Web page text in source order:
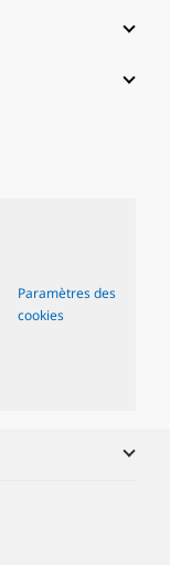
Paramètres des
cookies